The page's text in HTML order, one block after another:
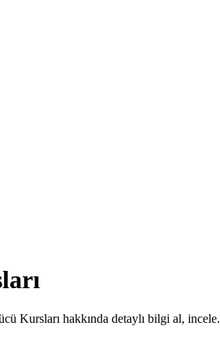
Kursları hakkında detaylı bilgi al, incele.